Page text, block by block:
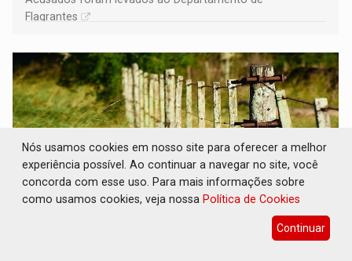
Flagrantes
Nós usamos cookies em nosso site para oferecer a melhor
experiência possível. Ao continuar a navegar no site, você
concorda com esse uso. Para mais informações sobre
como usamos cookies, veja nossa Política de Cookies
Continuar